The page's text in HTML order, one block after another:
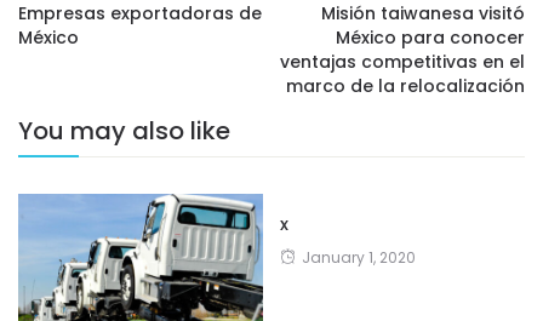
Empresas exportadoras de
México
Misión taiwanesa visitó
México para conocer
ventajas competitivas en el
marco de la relocalización
You may also like
x
January 1, 2020